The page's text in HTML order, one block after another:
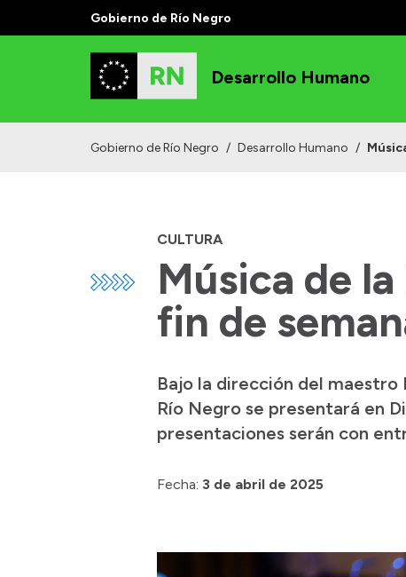
Gobierno de Río Negro
Desarrollo Humano
Gobierno de Río Negro / Desarrollo Humano /
CULTURA
Música de
fin de
Bajo la dirección del
Río Negro se presentará en
presentaciones serán con
Fecha: 3 de abril de 2025